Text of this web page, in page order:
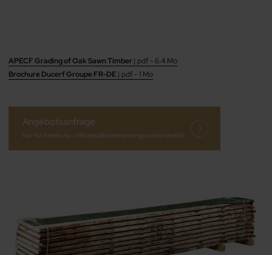
APECF Grading of Oak Sawn Timber| pdf - 6.4 Mo
Brochure Ducerf Groupe FR-DE | pdf - 1 Mo
Angebotsanfrage
Nur für Fachleute – Mindestabnahmemengen erforderlich